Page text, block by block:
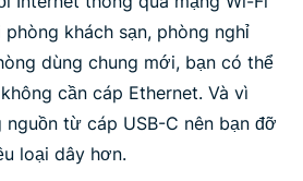
khách sạn, phòng nghỉ
dùng chung mới, bạn có thể
cần cáp Ethernet. Và vì
từ cáp USB-C nên bạn đỡ
loại dây hơn.